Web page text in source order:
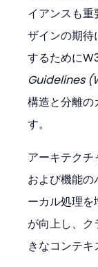
イアンスも
ザインの期待
するために
Guidelines
構造と分離の
す。
アーキテクチ
および機能の
ーカル処理
が向上し、
きなコンテキ